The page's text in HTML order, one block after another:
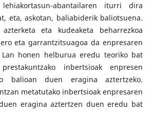
abantailaren iturri dira
eta, askotan, baliabiderik baliotsuena.
eta kudeaketa beharrezkoa
eta garrantzitsuagoa da enpresaren
Lan honen helburua eredu teoriko bat
inbertsioak enpresen
balioan duen eragina aztertzeko.
metatutako inbertsioak enpresaren
eragina aztertzen duen eredu bat